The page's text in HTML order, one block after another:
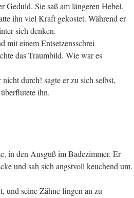
Geduld. Sie saß am längeren Hebel.
ihn viel Kraft gekostet. Während er
sich denken.
mit einem Entsetzensschrei
das Traumbild. Wie war es
durch! sagte er zu sich selbst,
ihn.
in den Ausguß im Badezimmer. Er
und sah sich angstvoll keuchend um.
und seine Zähne fingen an zu